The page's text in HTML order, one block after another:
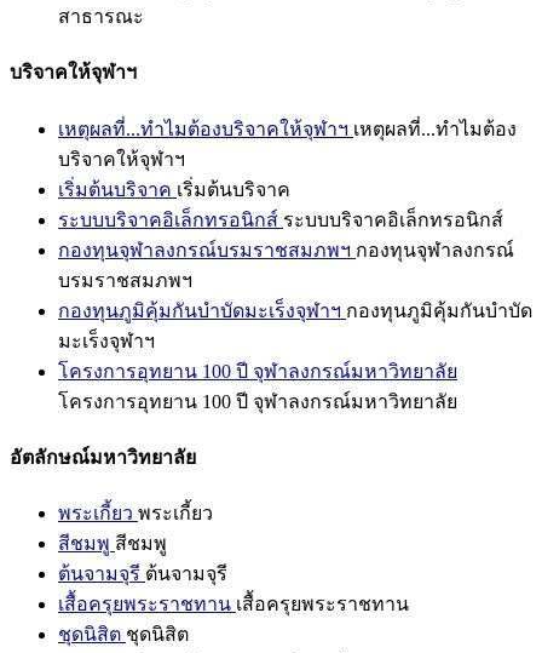
สาธารณะ
บริจาคให้จุฬาฯ
เหตุผลที่...ทำไมต้องบริจาคให้จุฬาฯ เหตุผลที่...ทำไมต้อง
บริจาคให้จุฬาฯ
เริ่มต้นบริจาค เริ่มต้นบริจาค
ระบบบริจาคอิเล็กทรอนิกส์ ระบบบริจาคอิเล็กทรอนิกส์
กองทุนจุฬาลงกรณ์บรมราชสมภพฯ กองทุนจุฬาลงกรณ์
บรมราชสมภพฯ
กองทุนภูมิคุ้มกันบำบัดมะเร็งจุฬาฯ กองทุนภูมิคุ้มกันบำบัด
มะเร็งจุฬาฯ
โครงการอุทยาน 100 ปี จุฬาลงกรณ์มหาวิทยาลัย
โครงการอุทยาน 100 ปี จุฬาลงกรณ์มหาวิทยาลัย
อัตลักษณ์มหาวิทยาลัย
พระเกี้ยว พระเกี้ยว
สีชมพู สีชมพู
ต้นจามจุรี ต้นจามจุรี
เสื้อครุยพระราชทาน เสื้อครุยพระราชทาน
ชุดนิสิต ชุดนิสิต